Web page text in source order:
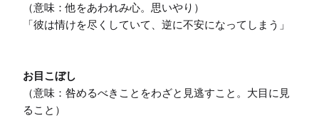
（意味：他をあわれみ心。思いやり）
「彼は情けを尽くしていて、逆に不安になってしまう」
お目こぼし
（意味：咎めるべきことをわざと見逃すこと。大目に見
ること）